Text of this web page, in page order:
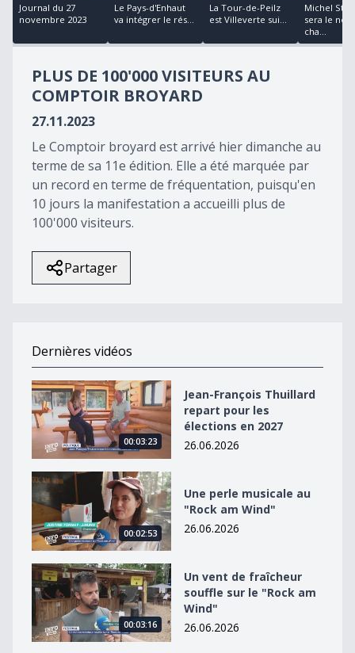
18
minutes,
second
Journal du 27
novembre 2023
Le Pays-d'Enhaut
va intégrer le rés...
La Tour-de-Peilz
est Villeverte sui...
Michel
sera le
cha...
PLUS DE 100'000 VISITEURS AU
COMPTOIR BROYARD
27.11.2023
Le Comptoir broyard est arrivé hier dimanche au
terme de sa 11e édition. Elle a été marquée par
un record en terme de fréquentation, puisqu'en
10 jours la manifestation a accueilli plus de
100'000 visiteurs.
Partager
Dernières vidéos
Jean-François Thuillard repart pour les élections en
00:03:23
Jean-François Thuillard
repart pour les
élections en 2027
26.06.2026
Une perle musicale au &quot;Rock am Wind&quot;
00:02:53
Une perle musicale au
"Rock am Wind"
26.06.2026
Un vent de fraîcheur souffle sur le &quot;Rock am
00:03:16
Un vent de fraîcheur
souffle sur le "Rock am
Wind"
26.06.2026